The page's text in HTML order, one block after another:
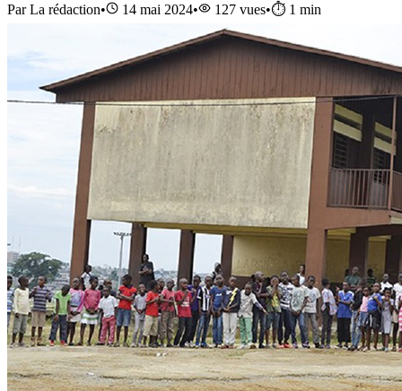
ParLa rédaction• 14 mai 2024• 127 vues•⏱️ 1 min